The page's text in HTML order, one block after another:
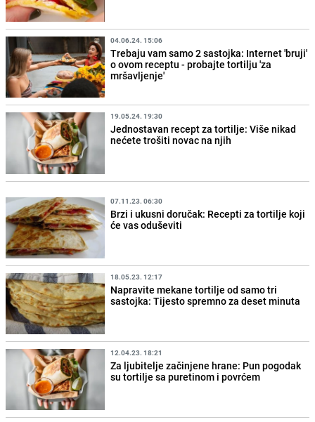
04.06.24. 15:06
Trebaju vam samo 2 sastojka: Internet 'bruji'
o ovom receptu - probajte tortilju 'za
mršavljenje'
19.05.24. 19:30
Jednostavan recept za tortilje: Više nikad
nećete trošiti novac na njih
07.11.23. 06:30
Brzi i ukusni doručak: Recepti za tortilje koji
će vas oduševiti
18.05.23. 12:17
Napravite mekane tortilje od samo tri
sastojka: Tijesto spremno za deset minuta
12.04.23. 18:21
Za ljubitelje začinjene hrane: Pun pogodak
su tortilje sa puretinom i povrćem